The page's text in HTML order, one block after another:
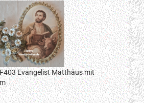
Evangelist Matthäus mit